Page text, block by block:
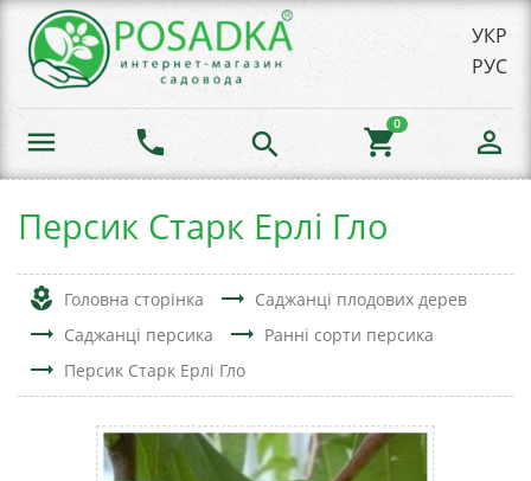
УКР
РУС
menu phone search shopping_cart
0
person_outline
Персик Старк Ерлі Гло
local_florist Головна сторінка trending_flat Саджанці плодових дерев
trending_flat Саджанці персика trending_flat Ранні сорти персика
trending_flat Персик Старк Ерлі Гло